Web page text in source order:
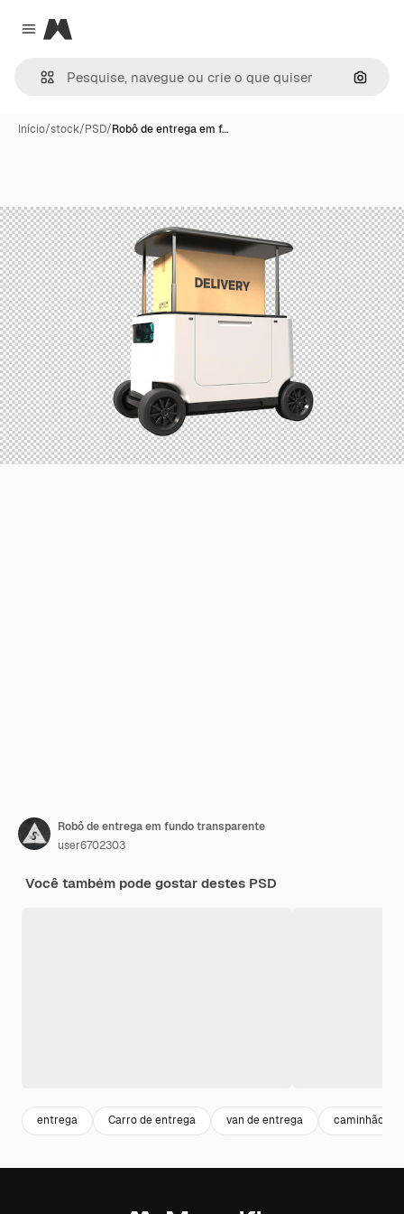
Close menu
Magnific
Início/stock/PSD/Robô de entrega em f…
Robô de entrega em fundo transparente
user6702303
Você também pode gostar destes PSD
entrega Carro de entrega van de entrega caminhão de